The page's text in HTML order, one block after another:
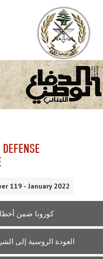
119 - January 2022
كورونا ضمن
العودة الروسية إلى